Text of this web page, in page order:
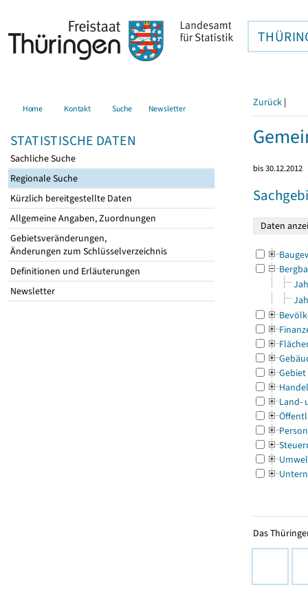
Home Kontakt Suche Newsletter
STATISTISCHE DATEN
Sachliche Suche
Regionale Suche
Kürzlich bereitgestellte Daten
Allgemeine Angaben, Zuordnungen
Gebietsveränderungen,
Änderungen zum Schlüsselverzeichnis
Definitionen und Erläuterungen
Newsletter
Zurück |
bis 30.12.2012
Gebiet
Land-
Das